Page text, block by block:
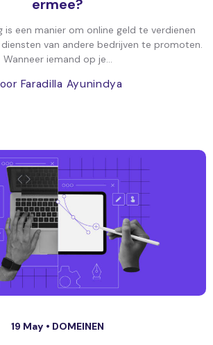
ermee?
is een manier om online geld te verdienen
van andere bedrijven te promoten.
Wanneer iemand op je...
Faradilla Ayunindya
19 May • DOMEINEN